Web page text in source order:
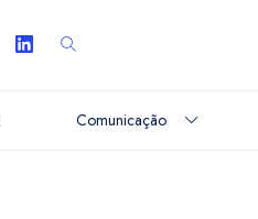
Comunicação